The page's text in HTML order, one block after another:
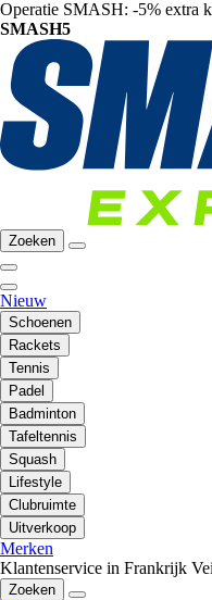
Operatie SMASH: -5% extra
SMASH5
Zoeken
Nieuw
Schoenen
Rackets
Tennis
Padel
Badminton
Tafeltennis
Squash
Lifestyle
Clubruimte
Uitverkoop
Merken
Klantenservice in Frankrijk
Zoeken